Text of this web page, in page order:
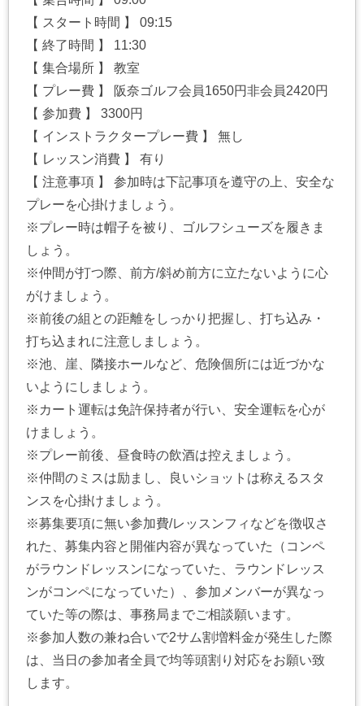
【 スタート時間 】 09:15
【 終了時間 】 11:30
【 集合場所 】 教室
【 プレー費 】 阪奈ゴルフ会員1650円非会員2420円
【 参加費 】 3300円
【 インストラクタープレー費 】 無し
【 レッスン消費 】 有り
【 注意事項 】 参加時は下記事項を遵守の上、安全な
プレーを心掛けましょう。
※プレー時は帽子を被り、ゴルフシューズを履きま
しょう。
※仲間が打つ際、前方/斜め前方に立たないように心
がけましょう。
※前後の組との距離をしっかり把握し、打ち込み・
打ち込まれに注意しましょう。
※池、崖、隣接ホールなど、危険個所には近づかな
いようにしましょう。
※カート運転は免許保持者が行い、安全運転を心が
けましょう。
※プレー前後、昼食時の飲酒は控えましょう。
※仲間のミスは励まし、良いショットは称えるスタ
ンスを心掛けましょう。
※募集要項に無い参加費/レッスンフィなどを徴収さ
れた、募集内容と開催内容が異なっていた（コンペ
がラウンドレッスンになっていた、ラウンドレッス
ンがコンペになっていた）、参加メンバーが異なっ
ていた等の際は、事務局までご相談願います。
※参加人数の兼ね合いで2サム割増料金が発生した際
は、当日の参加者全員で均等頭割り対応をお願い致
します。